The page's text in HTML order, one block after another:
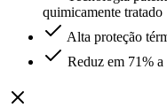
quimicamente tratado
Alta proteção
Reduz em 71% a